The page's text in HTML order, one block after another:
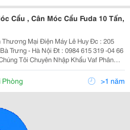
Cẩu , Cân Móc Cẩu Fuda 10 Tấn,
Mại Điện Máy Lê Huy Đc : 205
Nội Đt : 0984 615 319 -04 66
Điện Tử Và Các Loại Cân Bàn Cân
Xz 1
Phòng >1 năm